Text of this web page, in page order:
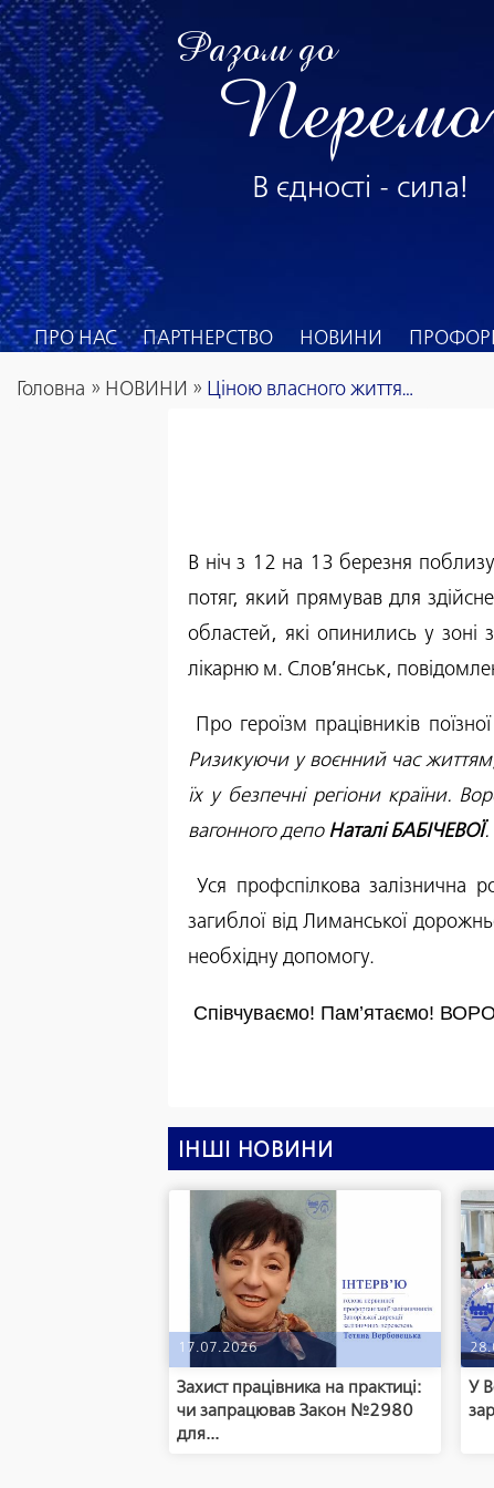
Разом до
В єдності - сила!
ПРО НАС ПАРТНЕРСТВО НОВИНИ
Головна » НОВИНИ » Ціною власного життя…
В ніч з 12 на 13 березня
потяг, який прямував для
областей, які опинились у зоні
лікарню м. Слов’янськ,
Про героїзм працівників
Ризикуючи у воєнний час
їх у безпечні регіони країни.
вагонного депо Наталі БАБІЧЕВОЇ.
загиблої від Лиманської
необхідну допомогу.
Співчуваємо! Пам’ятаємо!
ІНШІ НОВИНИ
17.07.2026
Захист працівника на практиці:
чи запрацював Закон №2980
для...
У